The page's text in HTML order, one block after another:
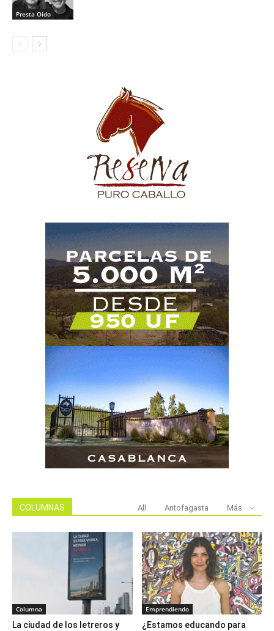
Presta Oído
COLUMNAS All Antofagasta Más
Columna
La ciudad de los letreros y
Emprendiendo
¿Estamos educando para